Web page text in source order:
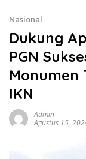
Nasional
Dukung
PGN
Monumen
IKN
Admin
Agustus 15,